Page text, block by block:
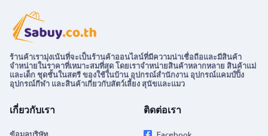
ร้านค้าเรามุ่งเน้นที่จะเป็นร้านค้าออนไลน์ที่มีความน่าเชื่อถือและมีสินค้า
จำหน่ายในราคาที่เหมาะสมที่สุด โดยเราจำหน่ายสินค้าหลากหลาย สินค้าแม่
และเด็ก ชุดชั้นในสตรี ของใช้ในบ้าน อุปกรณ์สำนักงาน อุปกรณ์แคมป์ปิ้ง
อุปกรณ์กีฬา และสินค้าเกี่ยวกับสัตว์เลี้ยง สุนัขและแมว
เกี่ยวกับเรา ติดต่อเรา